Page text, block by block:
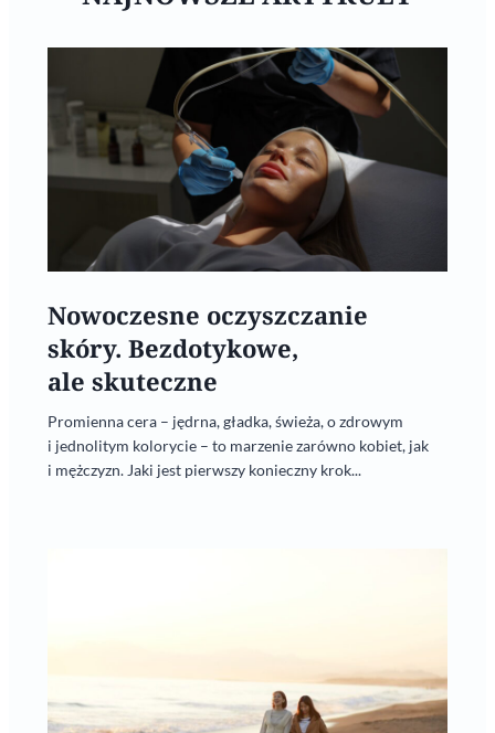
Nowoczesne oczyszczanie
skóry. Bezdotykowe,
ale skuteczne
Promienna cera – jędrna, gładka, świeża, o zdrowym
i jednolitym kolorycie – to marzenie zarówno kobiet, jak
i mężczyzn. Jaki jest pierwszy konieczny krok...